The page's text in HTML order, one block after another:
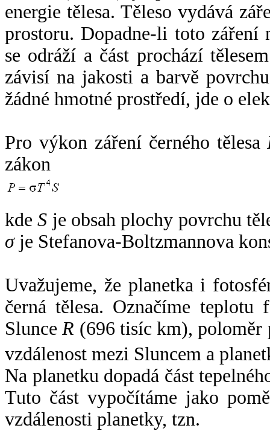
energie tělesa. Těleso vydává
prostoru. Dopadne-li toto záření
se odráží a část prochází
závisí na jakosti a barvě
žádné hmotné prostředí, jde o
Pro výkon záření černého tělesa
zákon
kdeS je obsah plochy povrchu
σje Stefanova-Boltzmannova
Uvažujeme, že planetka i
černá tělesa. Označíme
SlunceR (696 tisíc km),
vzdálenost mezi Sluncem a
Na planetku dopadá část
Tuto část vypočítáme jako
vzdálenosti planetky, tzn.